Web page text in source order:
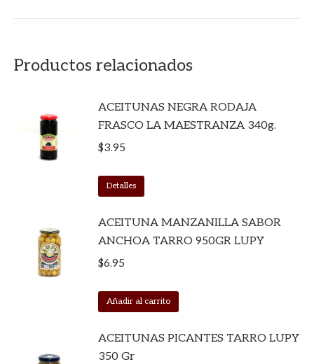
Productos relacionados
ACEITUNAS NEGRA RODAJA
FRASCO LA MAESTRANZA 340g.
$3.95
Detalles
ACEITUNA MANZANILLA SABOR
ANCHOA TARRO 950GR LUPY
$6.95
Añadir al carrito
ACEITUNAS PICANTES TARRO LUPY
350 Gr